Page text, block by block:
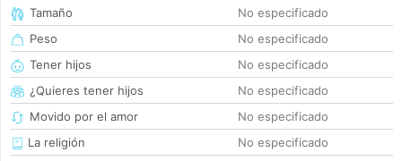
Tamaño
No especificado
Peso
No especificado
Tener hijos
No especificado
¿Quieres tener hijos
No especificado
Movido por el amor
No especificado
La religión
No especificado